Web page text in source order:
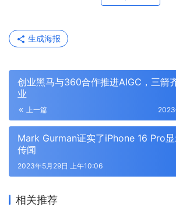
生成海报
创业黑马与360合作推进AIGC，三箭
业
上一篇
Mark Gurman证实了iPhone 16 Pro
传闻
2023年5月29日 上午10:06
相关推荐